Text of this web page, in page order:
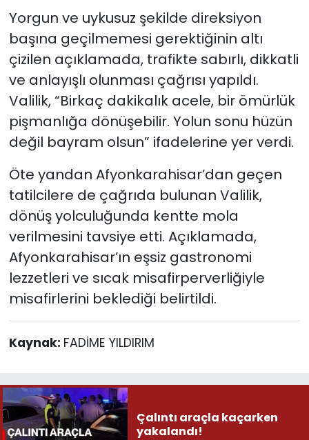
Yorgun ve uykusuz şekilde direksiyon
başına geçilmemesi gerektiğinin altı
çizilen açıklamada, trafikte sabırlı, dikkatli
ve anlayışlı olunması çağrısı yapıldı.
Valilik, “Birkaç dakikalık acele, bir ömürlük
pişmanlığa dönüşebilir. Yolun sonu hüzün
değil bayram olsun” ifadelerine yer verdi.
Öte yandan Afyonkarahisar’dan geçen
tatilcilere de çağrıda bulunan Valilik,
dönüş yolculuğunda kentte mola
verilmesini tavsiye etti. Açıklamada,
Afyonkarahisar’ın eşsiz gastronomi
lezzetleri ve sıcak misafirperverliğiyle
misafirlerini beklediği belirtildi.
Kaynak: FADİME YILDIRIM
Çalıntı araçla kaçarken
yakalandı!